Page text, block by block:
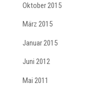
Oktober 2015
März 2015
Januar 2015
Juni 2012
Mai 2011